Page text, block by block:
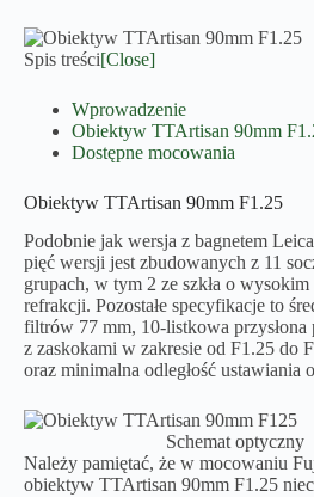
Spis treści[Close]
Wprowadzenie
Obiektyw TTArtisan 90mm
Dostępne mocowania
Obiektyw TTArtisan 90mm F1.25
Podobnie jak wersja z bagnetem
pięć wersji jest zbudowanych z 11
grupach, w tym 2 ze szkła o
refrakcji. Pozostałe specyfikacje to
filtrów 77 mm, 10-listkowa przysłona
z zaskokami w zakresie od F1.25 do
oraz minimalna odległość ustawiania
Schemat optyczny
Należy pamiętać, że w mocowaniu
obiektyw TTArtisan 90mm F1.25